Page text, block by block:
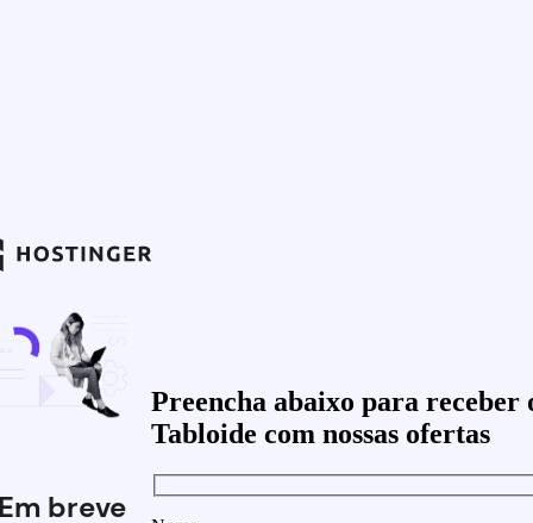
breve
Preencha abaixo para receber
Tabloide com nossas ofertas